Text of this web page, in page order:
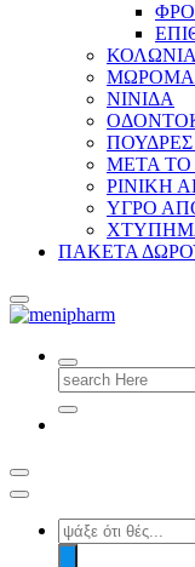
ΝΙΝΙΔΑ
ΜΕΤΑ
ΡΙΝΙΚΗ
ΥΓΡΟ
ΠΑΚΕΤΑ
shop 2 easily
Search
for:
Products
search